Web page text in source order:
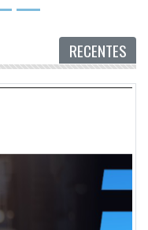
RECENTES